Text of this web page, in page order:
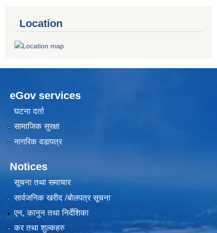
Location
eGov services
घटना दर्ता
सामाजिक सुरक्षा
नागरिक वडापत्र
Notices
सूचना तथा समाचार
सार्वजनिक खरीद /बोलपत्र सूचना
एन, कानुन तथा निर्देशिका
कर तथा शुल्कहरु